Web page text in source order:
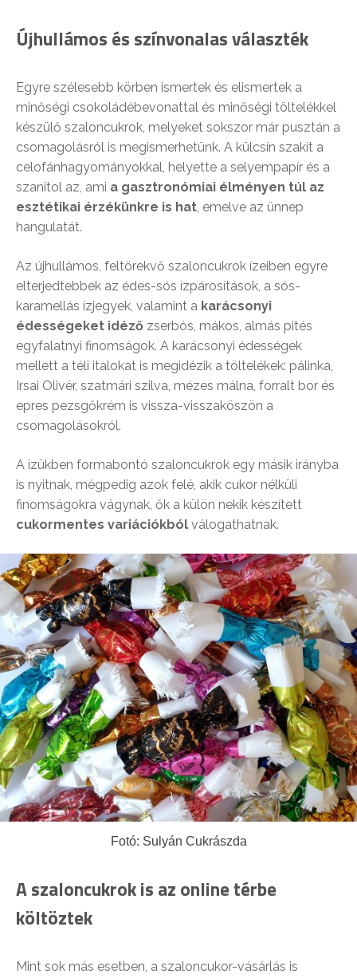
Újhullámos és színvonalas választék
Egyre szélesebb körben ismertek és elismertek a
minőségi csokoládébevonattal és minőségi töltelékkel
készülő szaloncukrok, melyeket sokszor már pusztán a
csomagolásról is megismerhetünk. A külcsín szakít a
celofánhagyományokkal, helyette a selyempapír és a
szanitol az, ami a gasztronómiai élményen túl az
esztétikai érzékünkre is hat , emelve az ünnep
hangulatát.
Az újhullámos, feltörekvő szaloncukrok ízeiben egyre
elterjedtebbek az édes-sós ízpárosítások, a sós-
karamellás ízjegyek, valamint a karácsonyi
édességeket idéző zserbós, mákos, almás pités
egyfalatnyi finomságok. A karácsonyi édességek
mellett a téli italokat is megidézik a töltelékek: pálinka,
Irsai Olivér, szatmári szilva, mézes málna, forralt bor és
epres pezsgőkrém is vissza-visszaköszön a
csomagolásokról.
A ízükben formabontó szaloncukrok egy másik irányba
is nyitnak, mégpedig azok felé, akik cukor nélküli
finomságokra vágynak, ők a külön nekik készített
cukormentes variációkból válogathatnak.
Fotó: Sulyán Cukrászda
A szaloncukrok is az online térbe
költöztek
Mint sok más esetben, a szaloncukor-vásárlás is